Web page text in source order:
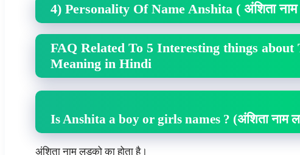
4) Personality Of Name Anshita ( अंशिता
FAQ Related To 5 Interesting things
Meaning in Hindi
Is Anshita a boy or girls names ? (अंशिता नाम
अंशिता नाम लड़को का होता है।